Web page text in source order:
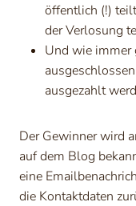
öffentlich (!)
der Verlosung
Und wie immer
ausgezahlt
Der Gewinner wird
auf dem Blog
eine
die Kontaktdaten